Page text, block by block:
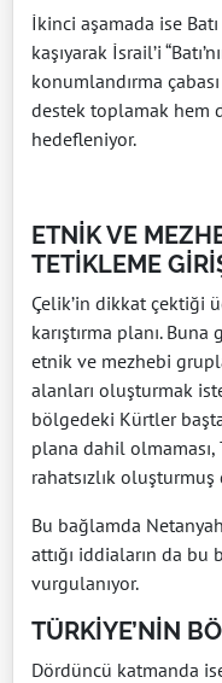
İkinci aşamada ise
kaşıyarak İsrail’i
konumlandırma
destek toplamak hem
hedefleniyor.
ETNİK VE
TETİKLEME
Çelik’in dikkat çektiği
karıştırma planı.
etnik ve mezhebi
alanları oluşturmak
bölgedeki Kürtler
plana dahil
rahatsızlık
Bu bağlamda
attığı iddiaların da bu
vurgulanıyor.
TÜRKİYE’NİN
Dördüncü katmanda